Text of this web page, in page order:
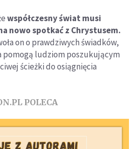
współczesny świat musi
nowo spotkać z Chrystusem.
on o prawdziwych świadków,
pomogą ludziom poszukującym
ścieżki do osiągnięcia
POLECA